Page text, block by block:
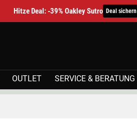
Hitze Deal: -39% Oakley Sutro Deal sichern
OUTLET SERVICE & BERATUNG